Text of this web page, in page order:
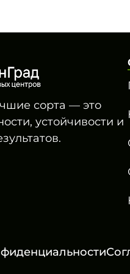
сорта — это
устойчивости и